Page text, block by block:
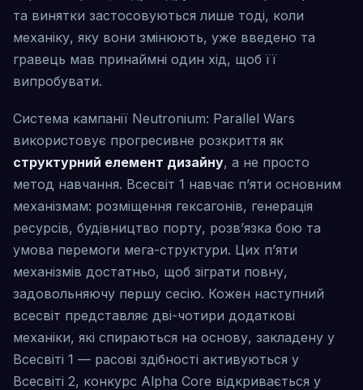
та винятки застосовуються лише тоді, коли
механіку, яку вони змінюють, уже введено та
гравець мав принаймні один хід, щоб її
випробувати.
Система кампанії Neutronium: Parallel Wars
використовує прогресивне розкриття як
структурний елемент дизайну, а не просто
метод навчання. Всесвіт 1 навчає п’яти основним
механізмам: розміщення гексагонів, генерація
ресурсів, будівництво порту, розв’язка бою та
умова перемоги мега-структури. Цих п’яти
механізмів достатньо, щоб зіграти повну,
задовольняючу першу сесію. Кожен наступний
всесвіт представляє дві-чотири додаткові
механіки, які спираються на основу, закладену у
Всесвіті 1 — расові здібності активуються у
Всесвіті 2, конкурс Alpha Core відкривається у